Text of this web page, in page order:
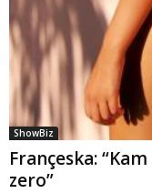
ShowBiz
Françeska:
zero”